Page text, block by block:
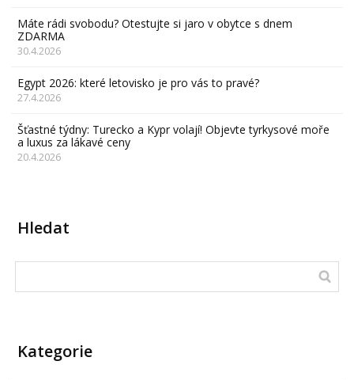
Máte rádi svobodu? Otestujte si jaro v obytce s dnem
ZDARMA
30.4.2026
Egypt 2026: které letovisko je pro vás to pravé?
27.4.2026
Šťastné týdny: Turecko a Kypr volají! Objevte tyrkysové moře
a luxus za lákavé ceny
20.4.2026
Hledat
Kategorie